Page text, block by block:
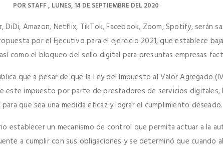
PORSTAFF LUNES, 14 DE SEPTIEMBRE DEL 2020
DiDi, Amazon, Netflix, TikTok, Facebook, Zoom, Spotify, serán
por el Ejecutivo para el ejercicio 2021, que establece
como el bloqueo del sello digital para presuntas empresas
que a pesar de que la Ley del Impuesto al Valor Agregado
este impuesto por parte de prestadores de servicios digitales,
que sea una medida eficaz y lograr el cumplimiento deseado.
establecer un mecanismo de control que permita actuar a la
a cumplir con sus obligaciones y se determinó que cuando